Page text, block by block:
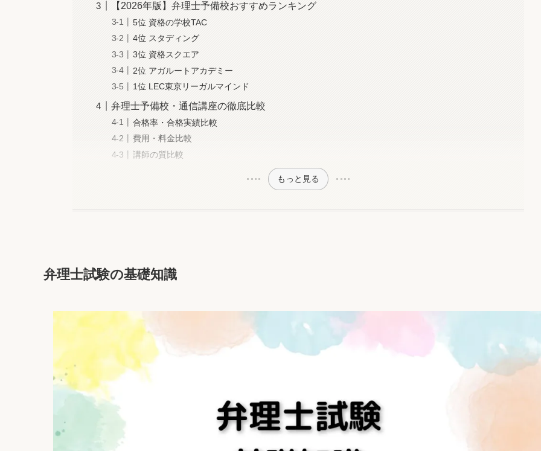
【2026年版】弁理士予備校おすすめランキング
5位 資格の学校TAC
4位 スタディング
3位 資格スクエア
2位 アガルートアカデミー
1位 LEC東京リーガルマインド
弁理士予備校・通信講座の徹底比較
合格率・合格実績比較
費用・料金比較
講師の質比較
もっと見る
弁理士試験の基礎知識